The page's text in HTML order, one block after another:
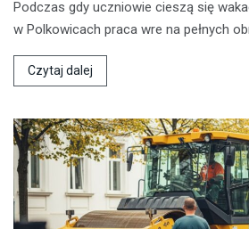
Podczas gdy uczniowie cieszą się
w Polkowicach praca wre na pełnych
Czytaj dalej